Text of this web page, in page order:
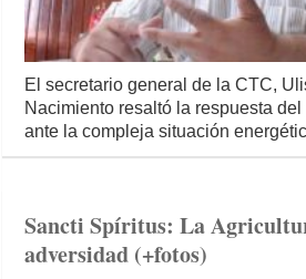
El secretario general de la CTC,
Nacimiento resaltó la respuesta
ante la compleja situación
Sancti Spíritus: La
adversidad (+fotos)